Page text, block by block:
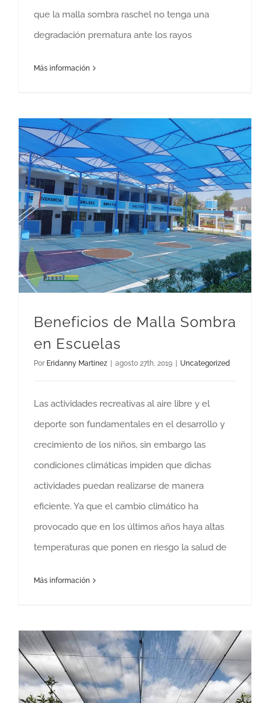
que la malla sombra raschel no tenga una
degradación prematura ante los rayos
Más información
Beneficios de Malla Sombra
en Escuelas
Por Eridanny Martinez agosto 27th, 2019 Uncategorized
Las actividades recreativas al aire libre y el
deporte son fundamentales en el desarrollo y
crecimiento de los niños, sin embargo las
condiciones climáticas impiden que dichas
actividades puedan realizarse de manera
eficiente. Ya que el cambio climático ha
provocado que en los últimos años haya altas
temperaturas que ponen en riesgo la salud de
Más información